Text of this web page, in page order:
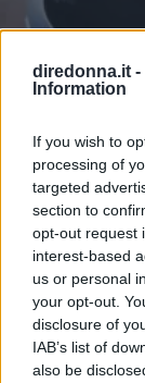
diredonna.it -
Information
If you wish to
processing of
targeted
section to
opt-out request
interest-based
us or personal
your opt-out.
disclosure of
IAB’s list of
also be
RELAZIONI
Le più
Swift
Le frasi di
una relazione: